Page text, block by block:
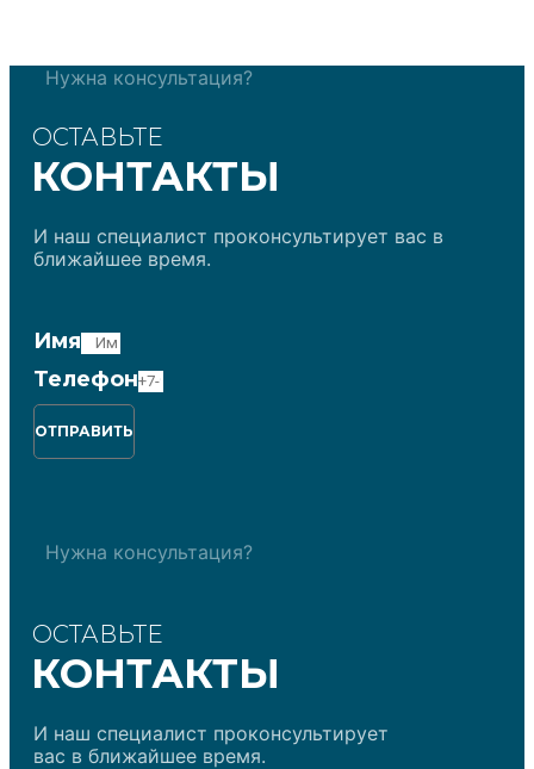
Нужна консультация?
ОСТАВЬТЕ
КОНТАКТЫ
И наш специалист проконсультирует вас в
ближайшее время.
Имя
Телефон
ОТПРАВИТЬ
Нужна консультация?
ОСТАВЬТЕ
КОНТАКТЫ
И наш специалист проконсультирует
вас в ближайшее время.